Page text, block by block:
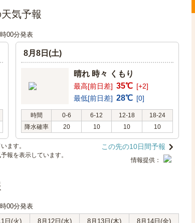
気予報
00分発表
8月8日(土)
晴れ 時々 くもり
最高[前日差] 35℃ [+2]
最低[前日差] 28℃ [0]
時間 0-6 6-12 12-18
18-24
降水確率
20 10 10 10
ます。
報を表示しています。
この先の10日間予報
情報提供：
00分発表
日(火)
8月12日(水) 8月13日(木) 8月14日(金)